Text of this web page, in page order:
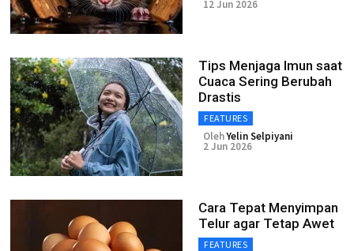
12 Jun 2026
Tips Menjaga Imun saat
Cuaca Sering Berubah
Drastis
FEATURES
OlehYelin Selpiyani
2 Jun 2026
Cara Tepat Menyimpan
Telur agar Tetap Awet
FEATURES